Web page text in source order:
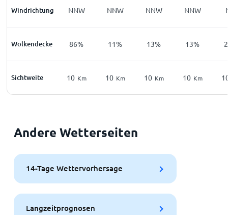
Windrichtung NNW NNW NNW NNW
Wolkendecke 86% 11% 13% 13%
Sichtweite 10 Km 10 Km 10 Km 10 Km
Andere Wetterseiten
14-Tage Wettervorhersage
Langzeitprognosen